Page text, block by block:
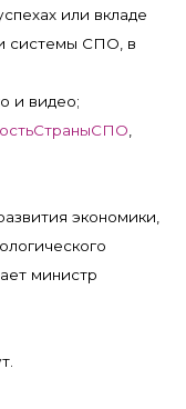
или вкладе
системы СПО, в
и видео;
экономики,
министр